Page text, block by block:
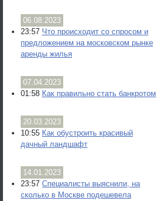
06.08.2023
23:57 Что происходит со спросом и
предложением на московском рынке
аренды жилья
07.04.2023
01:58 Как правильно стать банкротом
20.03.2023
10:55 Как обустроить красивый
дачный ландшафт
14.01.2023
23:57 Специалисты выяснили, на
сколько в Москве подешевела